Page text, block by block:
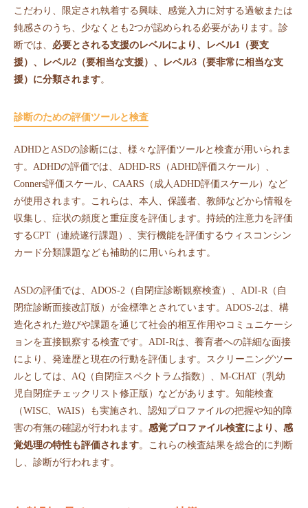
こだわり、限定され執着する興味、感覚入力に対する過敏または
鈍感さのうち、少なくとも2つが認められる必要があります。診
断では、 必要とされる支援のレベルにより、レベル1（要支
援）、レベル2（要相当な支援）、レベル3（要非常に相当な支
援）に分類されます。
診断のための評価ツールと検査
ADHDとASDの診断には、様々な評価ツールと検査が用いられま
す。ADHDの評価では、ADHD-RS（ADHD評価スケール）、
Conners評価スケール、CAARS（成人ADHD評価スケール）など
が使用されます。これらは、本人、保護者、教師などから情報を
収集し、症状の頻度と重症度を評価します。持続的注意力を評価
するCPT（連続遂行課題）、実行機能を評価するウィスコンシン
カード分類課題なども補助的に用いられます。
ASDの評価では、ADOS-2（自閉症診断観察検査）、ADI-R（自
閉症診断面接改訂版）が金標準とされています。ADOS-2は、構
造化された遊びや課題を通じて社会的相互作用やコミュニケーシ
ョンを直接観察する検査です。ADI-Rは、養育者への詳細な面接
により、発達歴と現在の行動を評価します。スクリーニングツー
ルとしては、AQ（自閉症スペクトラム指数）、M-CHAT（乳幼
児自閉症チェックリスト修正版）などがあります。知能検査
（WISC、WAIS）も実施され、認知プロファイルの把握や知的障
害の有無の確認が行われます。 感覚プロファイル検査により、感
覚処理の特性も評価されます。これらの検査結果を総合的に判断
し、診断が行われます。